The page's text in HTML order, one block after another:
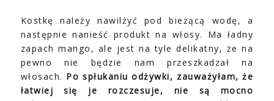
Kostkę należy nawilżyć pod bieżącą wodę, a
następnie nanieść produkt na włosy. Ma ładny
zapach mango, ale jest na tyle delikatny, że na
pewno nie będzie nam przeszkadzał na
włosach. Po spłukaniu odżywki, zauważyłam, że
łatwiej się je rozczesuje, nie są mocno